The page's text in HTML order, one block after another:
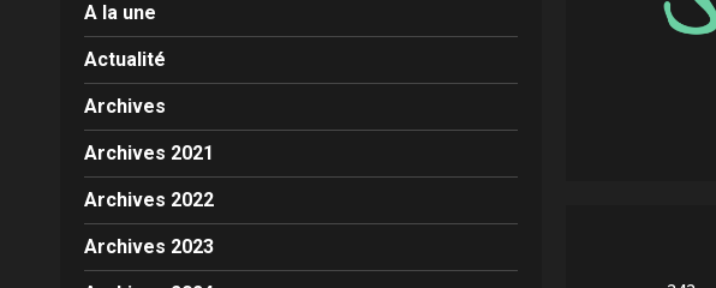
A la une
Actualité
Archives
Archives 2021
Archives 2022
Archives 2023